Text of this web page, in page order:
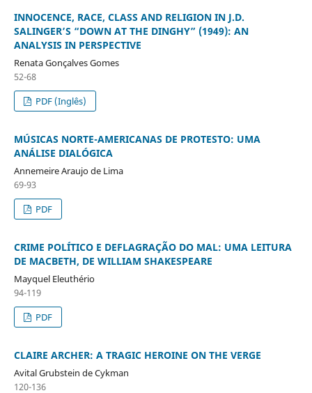
INNOCENCE, RACE, CLASS AND RELIGION IN J.D.
SALINGER’S “DOWN AT THE DINGHY” (1949): AN
ANALYSIS IN PERSPECTIVE
Renata Gonçalves Gomes
52-68
PDF (Inglês)
MÚSICAS NORTE-AMERICANAS DE PROTESTO: UMA
ANÁLISE DIALÓGICA
Annemeire Araujo de Lima
69-93
PDF
CRIME POLÍTICO E DEFLAGRAÇÃO DO MAL: UMA LEITURA
DE MACBETH, DE WILLIAM SHAKESPEARE
Mayquel Eleuthério
94-119
PDF
CLAIRE ARCHER: A TRAGIC HEROINE ON THE VERGE
Avital Grubstein de Cykman
120-136